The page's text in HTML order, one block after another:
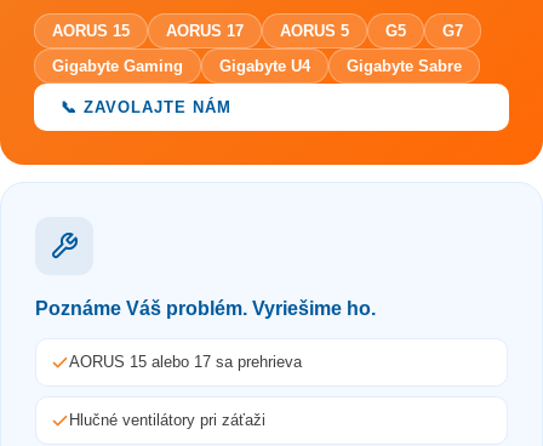
AORUS 15 AORUS 17 AORUS 5 G5
G7
Gigabyte Gaming
Gigabyte U4 Gigabyte Sabre
📞 ZAVOLAJTE NÁM
Poznáme Váš problém. Vyriešime ho.
AORUS 15 alebo 17 sa prehrieva
Hlučné ventilátory pri záťaži